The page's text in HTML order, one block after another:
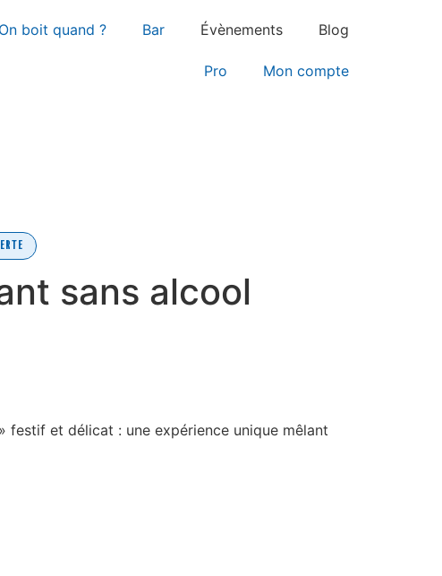
On boit quand ? Bar Évènements Blog
Pro Mon compte
sans alcool
festif et délicat : une expérience unique mêlant